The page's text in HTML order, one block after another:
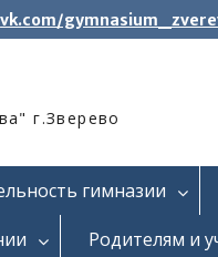
vk.com/
г.Зверево
гимназии
Родителям и